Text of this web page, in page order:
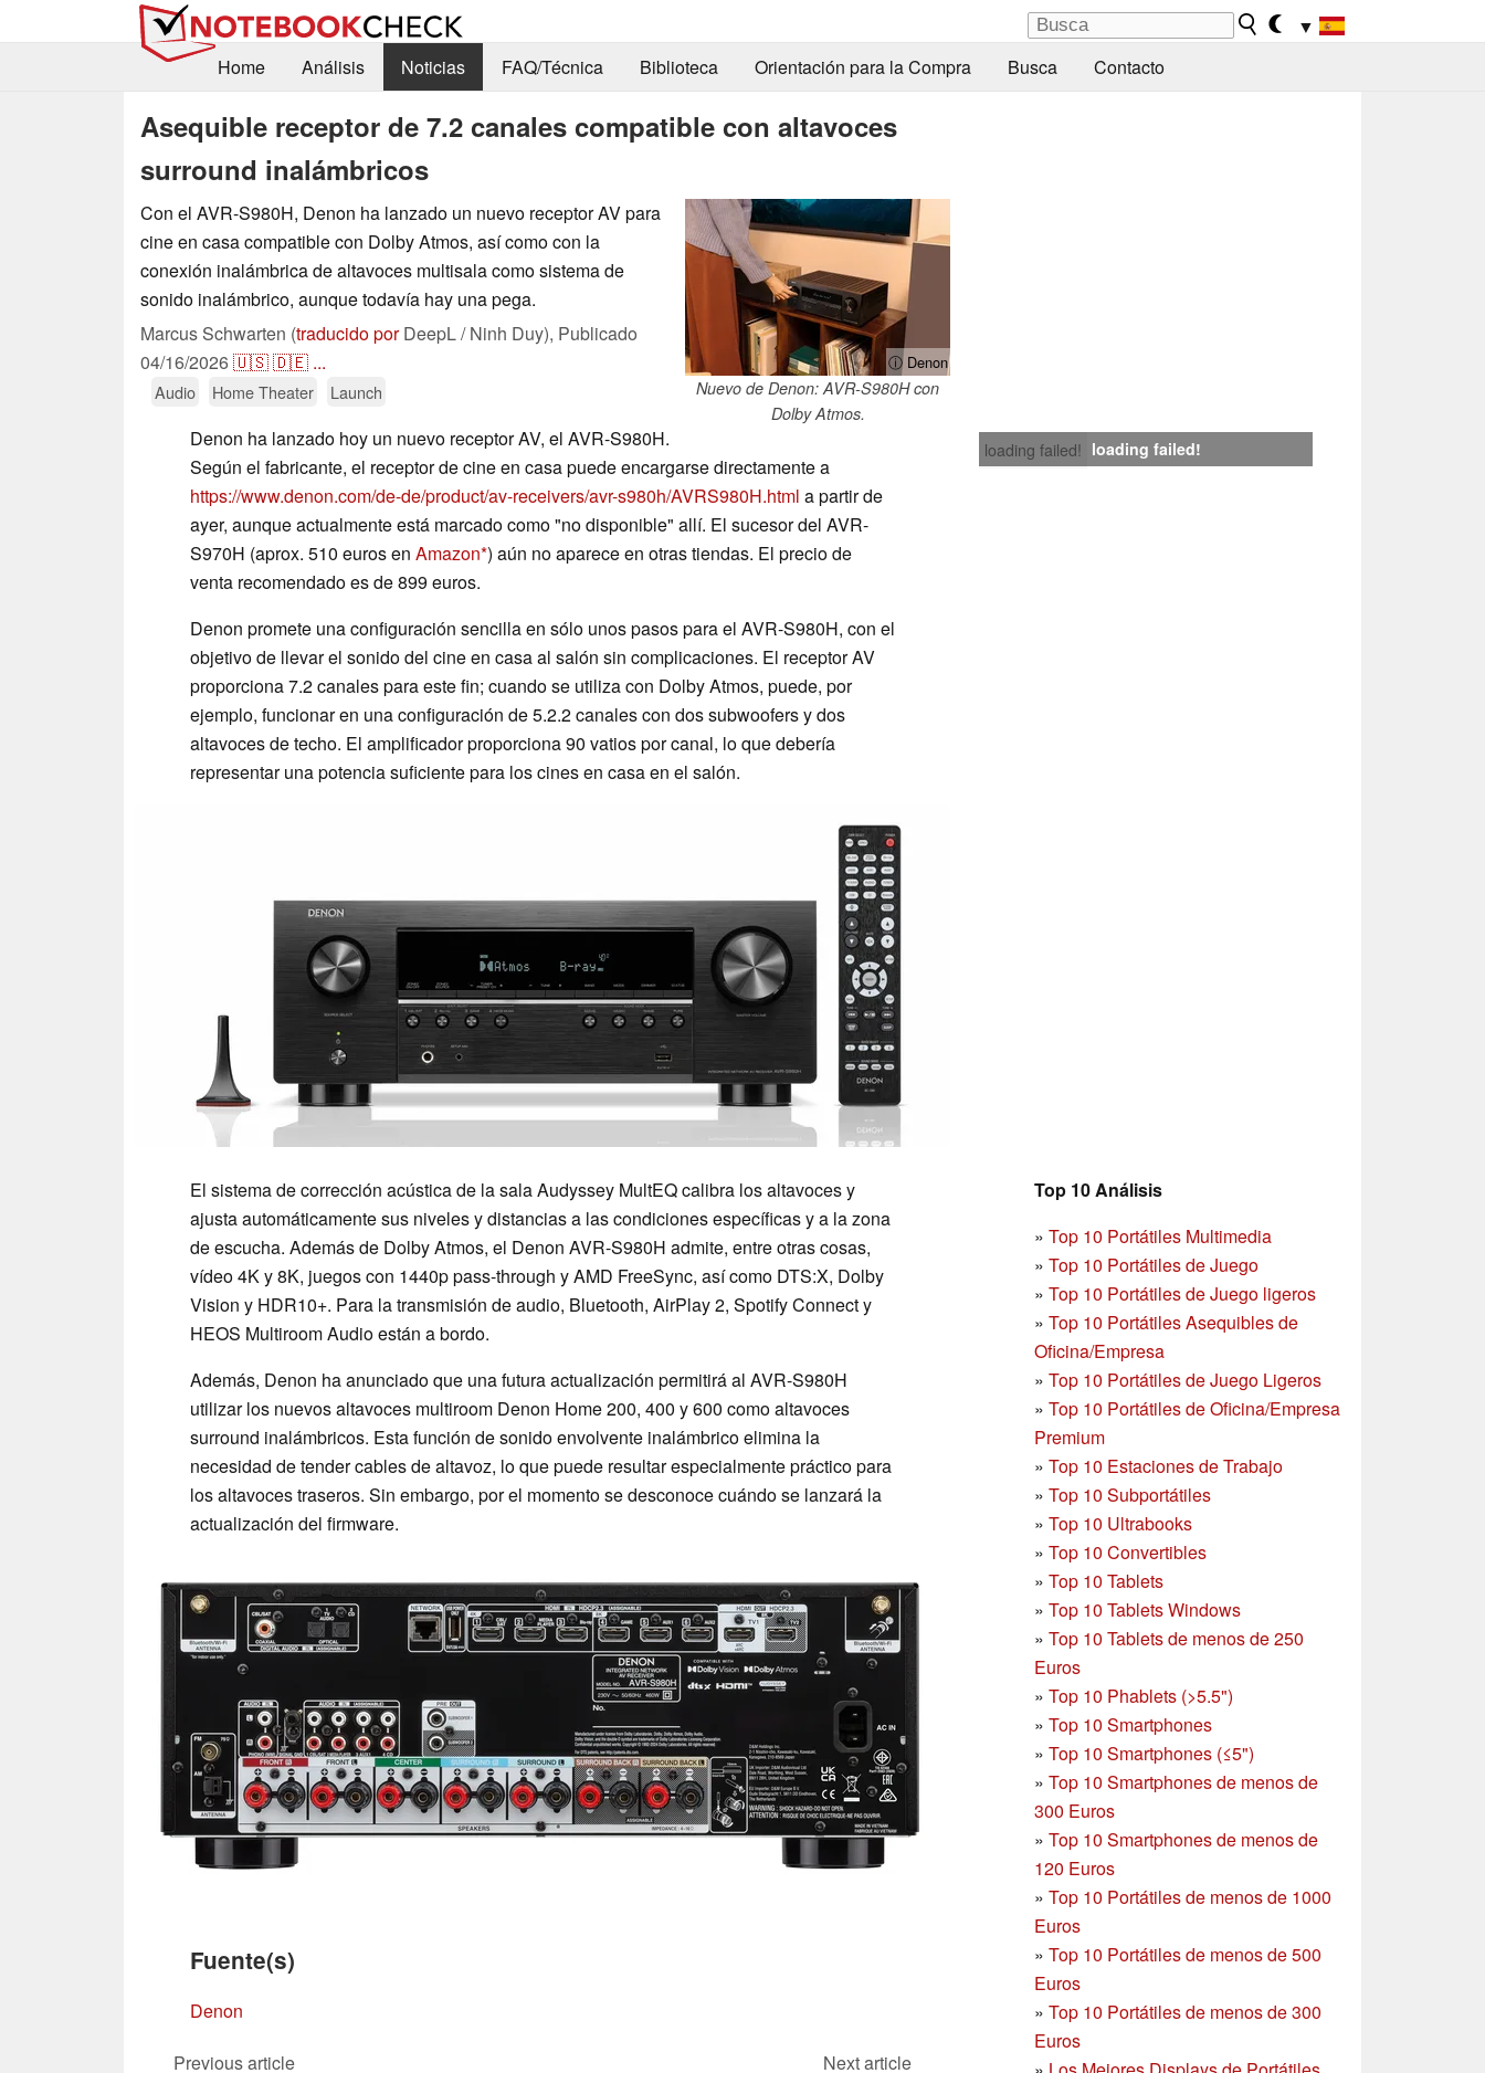
▼
Home
Análisis Noticias FAQ/Técnica Biblioteca Orientación para la Compra Busca Contacto
Asequible receptor de 7.2 canales compatible con altavoces
surround inalámbricos
ⓘ Denon
Nuevo de Denon: AVR-S980H con
Dolby Atmos.
Con el AVR-S980H, Denon ha lanzado un nuevo receptor AV para
cine en casa compatible con Dolby Atmos, así como con la
conexión inalámbrica de altavoces multisala como sistema de
sonido inalámbrico, aunque todavía hay una pega.
Marcus Schwarten (traducido porDeepL / Ninh Duy), Publicado
04/16/2026🇺🇸🇩🇪 ...
Audio Home Theater Launch
loading failed! loading failed!
Denon ha lanzado hoy un nuevo receptor AV, el AVR-S980H.
Según el fabricante, el receptor de cine en casa puede encargarse directamente a
https://www.denon.com/de-de/product/av-receivers/avr-s980h/AVRS980H.html a partir de
ayer, aunque actualmente está marcado como "no disponible" allí. El sucesor del AVR-
S970H (aprox. 510 euros en Amazon ) aún no aparece en otras tiendas. El precio de
venta recomendado es de 899 euros.
Denon promete una configuración sencilla en sólo unos pasos para el AVR-S980H, con el
objetivo de llevar el sonido del cine en casa al salón sin complicaciones. El receptor AV
proporciona 7.2 canales para este fin; cuando se utiliza con Dolby Atmos, puede, por
ejemplo, funcionar en una configuración de 5.2.2 canales con dos subwoofers y dos
altavoces de techo. El amplificador proporciona 90 vatios por canal, lo que debería
representar una potencia suficiente para los cines en casa en el salón.
Top 10 Análisis
» Top 10 Portátiles Multimedia
» Top 10 Portátiles de Juego
» Top 10 Portátiles de Juego ligeros
» Top 10 Portátiles Asequibles de
Oficina/Empresa
» Top 10 Portátiles de Juego Ligeros
» Top 10 Portátiles de Oficina/Empresa
Premium
» Top 10 Estaciones de Trabajo
» Top 10 Subportátiles
» Top 10 Ultrabooks
» Top 10 Convertibles
» Top 10 Tablets
» Top 10 Tablets Windows
» Top 10 Tablets de menos de 250
Euros
» Top 10 Phablets (>5.5")
» Top 10 Smartphones
» Top 10 Smartphones (≤5")
» Top 10 Smartphones de menos de
300 Euros
» Top 10 Smartphonesde menos de
120 Euros
» Top 10 Portátiles de menos de 1000
Euros
» Top 10 Portátiles de menos de 500
Euros
» Top 10 Portátiles de menos de 300
Euros
El sistema de corrección acústica de la sala Audyssey MultEQ calibra los altavoces y
ajusta automáticamente sus niveles y distancias a las condiciones específicas y a la zona
de escucha. Además de Dolby Atmos, el Denon AVR-S980H admite, entre otras cosas,
vídeo 4K y 8K, juegos con 1440p pass-through y AMD FreeSync, así como DTS:X, Dolby
Vision y HDR10+. Para la transmisión de audio, Bluetooth, AirPlay 2, Spotify Connect y
HEOS Multiroom Audio están a bordo.
Además, Denon ha anunciado que una futura actualización permitirá al AVR-S980H
utilizar los nuevos altavoces multiroom Denon Home 200, 400 y 600 como altavoces
surround inalámbricos. Esta función de sonido envolvente inalámbrico elimina la
necesidad de tender cables de altavoz, lo que puede resultar especialmente práctico para
los altavoces traseros. Sin embargo, por el momento se desconoce cuándo se lanzará la
actualización del firmware.
Fuente(s)
Denon
Previous article
Next article